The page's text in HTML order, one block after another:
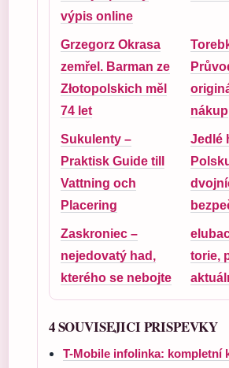
výpis online
Grzegorz Okrasa
zemřel. Barman ze
Złotopolskich měl
74 let
nákup
Sukulenty –
Praktisk Guide till
Vattning och
Placering
Jedlé
Zaskroniec –
nejedovatý had,
kterého se nebojte
torie,
4 SOUVISEJICI PRISPEVKY
T-Mobile infolinka: kompletní